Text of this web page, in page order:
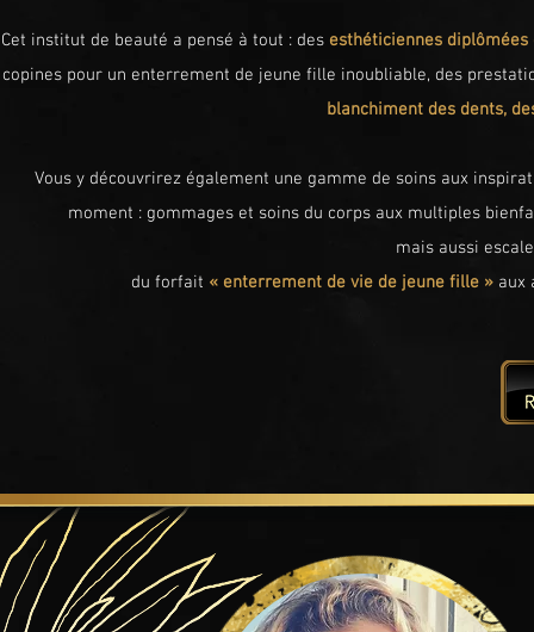
Cet institut de beauté a pensé à tout : des esthéticiennes diplômées
copines pour un enterrement de jeune fille inoubliable, des
blanchiment des dents,
Vous y découvrirez également une gamme de soins aux
moment : gommages et soins du corps aux multiples
mais aussi
du forfait « enterrement de vie de jeune fille » aux